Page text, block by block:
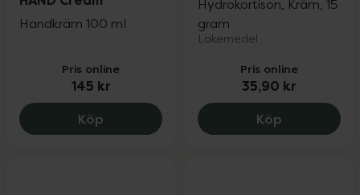
Handkräm 100 ml
Pris online
145 kr
Köp Avène Cicalfate HAND Cream, 145 kr.
Hydrokortison, Kräm, 15
gram
Läkemedel
Pris online
35,90 kr
Köp Mildison